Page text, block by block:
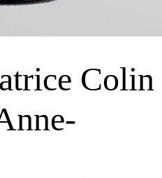
Colin